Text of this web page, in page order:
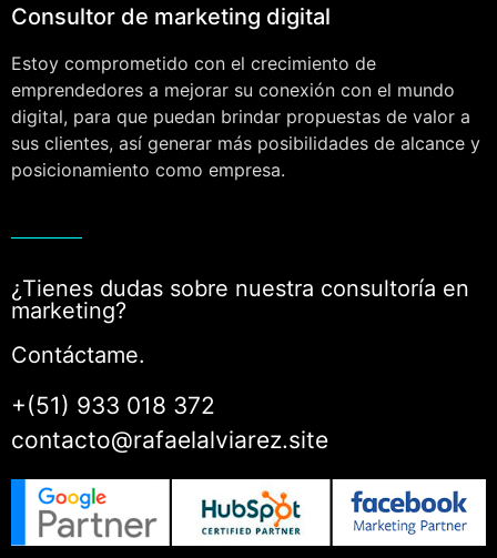
Consultor de marketing digital
Estoy comprometido con el crecimiento de
emprendedores a mejorar su conexión con el mundo
digital, para que puedan brindar propuestas de valor a
sus clientes, así generar más posibilidades de alcance y
posicionamiento como empresa.
¿Tienes dudas sobre nuestra consultoría en
marketing?
Contáctame.
+(51) 933 018 372
contacto@rafaelalviarez.site